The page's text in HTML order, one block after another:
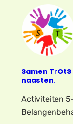
inhoud
Samen
naasten.
Activiteiten